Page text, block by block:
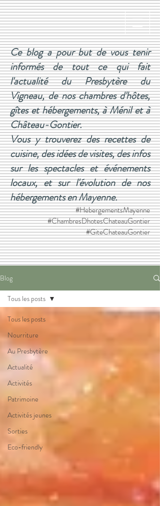
Ce blog a pour but de vous tenir
informés de tout ce qui fait
l'actualité du Presbytère du
Vigneau, de nos chambres d'hôtes,
gîtes et hébergements, à Ménil et à
Château-Gontier.
Vous y trouverez des recettes de
cuisine, des idées de visites, des infos
sur les spectacles et événements
locaux, et sur l'évolution de nos
hébergements en Mayenne.
#HebergementsMayenne
#ChambresDhotesChateauGontier
#GiteChateauGontier
Blog
Tous les posts
Nourriture
Au Presbytère
Actualité
Activités
Patrimoine
Activités jeunes
Sorties
Eco-friendly
Tous les posts